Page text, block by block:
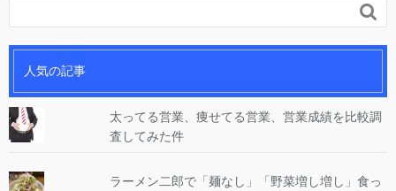

人気の記事
太ってる営業、痩せてる営業、営業成績を比較調
査してみた件
ラーメン二郎で「麺なし」「野菜増し増し」食っ